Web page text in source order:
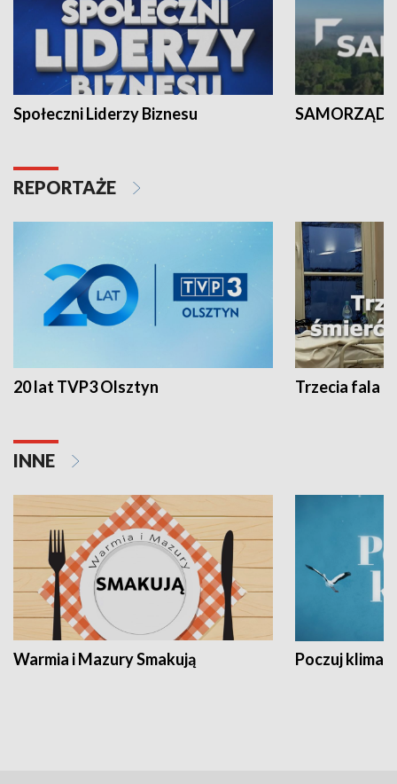
Społeczni Liderzy Biznesu SAMORZĄD
REPORTAŻE
20 lat TVP3 Olsztyn Trzecia fala -
INNE
Warmia i Mazury Smakują Poczuj klimat